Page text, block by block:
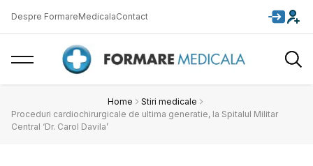
Despre FormareMedicalaContact
Home
Stiri medicale
Proceduri cardiochirurgicale de ultima generatie, la Spitalul Militar
Central ‘Dr. Carol Davila’